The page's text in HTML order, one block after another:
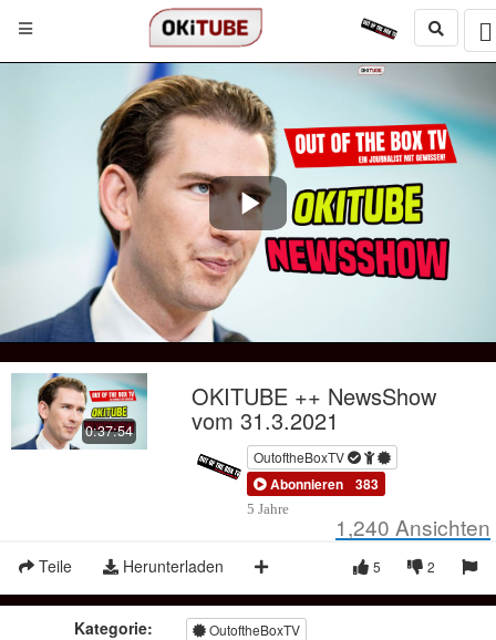
Play
Video
0:37:54
OKITUBE ++ NewsShow
vom 31.3.2021
OutoftheBoxTV
Abonnieren 383
5 Jahre
1,240 Ansichten
Teile Herunterladen 2
5
Kategorie: OutoftheBoxTV